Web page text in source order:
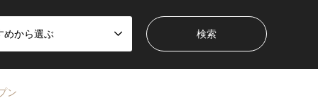
めから選ぶ
ン